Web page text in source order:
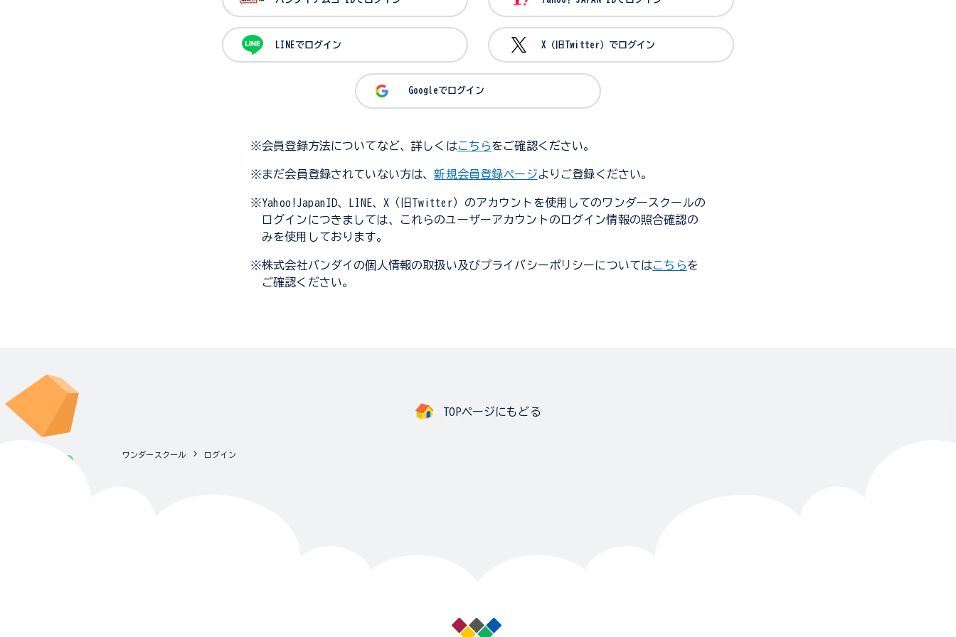
LINEでログイン X（旧Twitter）でログイン
Googleでログイン
※会員登録方法についてなど、詳しくはこちらをご確認ください。
※まだ会員登録されていない方は、新規会員登録ページよりご登録ください。
※Yahoo!JapanID、LINE、X（旧Twitter）のアカウントを使用してのワンダースクールの
ログインにつきましては、これらのユーザーアカウントのログイン情報の照合確認の
みを使用しております。
※株式会社バンダイの個人情報の取扱い及びプライバシーポリシーについてはこちらを
ご確認ください。
TOPページにもどる
ワンダースクール ログイン